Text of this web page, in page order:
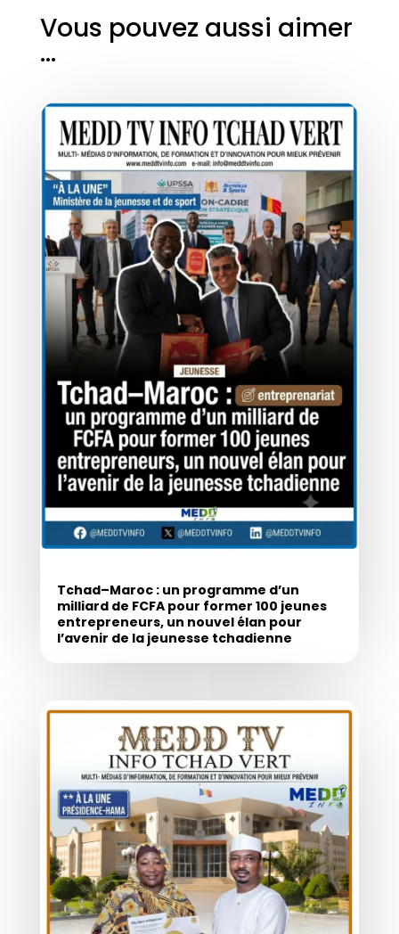
Vous pouvez aussi aimer
…
Tchad–Maroc : un programme d’un
milliard de FCFA pour former 100 jeunes
entrepreneurs, un nouvel élan pour
l’avenir de la jeunesse tchadienne